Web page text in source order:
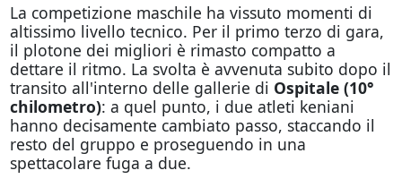
La competizione maschile ha vissuto momenti di
altissimo livello tecnico. Per il primo terzo di gara,
il plotone dei migliori è rimasto compatto a
dettare il ritmo. La svolta è avvenuta subito dopo il
transito all'interno delle gallerie di Ospitale (10°
chilometro): a quel punto, i due atleti keniani
hanno decisamente cambiato passo, staccando il
resto del gruppo e proseguendo in una
spettacolare fuga a due.